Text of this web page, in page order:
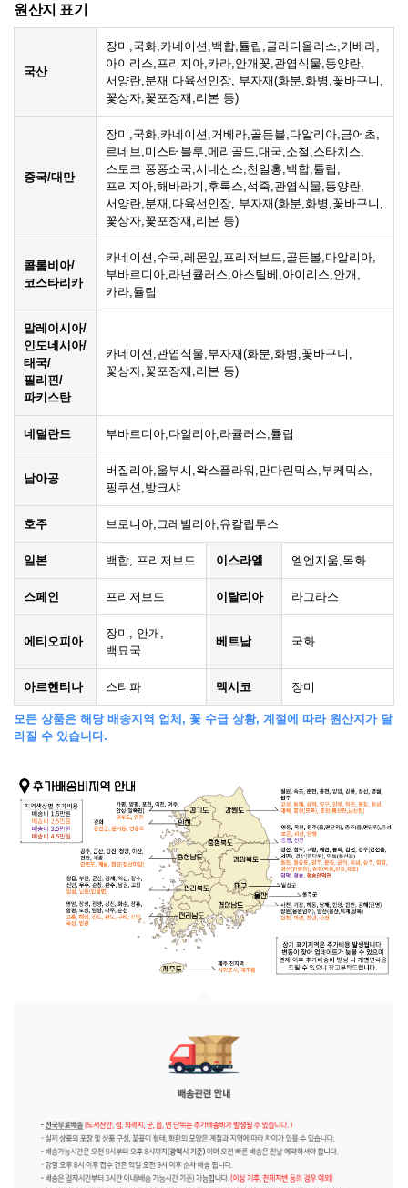
원산지 표기
국산
장미,국화,카네이션,백합,튤립,글라디올러스,거베라,
아이리스,프리지아,카라,안개꽃,관엽식물,동양란,
서양란,분재 다육선인장, 부자재(화분,화병,꽃바구니,
꽃상자,꽃포장재,리본 등)
중국/대만
장미,국화,카네이션,거베라,골든볼,다알리아,금어초,
르네브,미스터블루,메리골드,대국,소철,스타치스,
스토크 퐁퐁소국,시네신스,천일홍,백합,튤립,
프리지아,해바라기,후룩스,석죽,관엽식물,동양란,
서양란,분재,다육선인장, 부자재(화분,화병,꽃바구니,
꽃상자,꽃포장재,리본 등)
콜롬비아/
코스타리카
카네이션,수국,레몬잎,프리저브드,골든볼,다알리아,
부바르디아,라넌큘러스,아스틸베,아이리스,안개,
카라,튤립
말레이시아/
인도네시아/
태국/
필리핀/
파키스탄
카네이션,관엽식물,부자재(화분,화병,꽃바구니,
꽃상자,꽃포장재,리본 등)
네덜란드 부바르디아,다알리아,라큘러스,튤립
남아공
버질리아,울부시,왁스플라워,만다린믹스,부케믹스,
핑쿠션,방크샤
호주 브로니아,그레빌리아,유칼립투스
일본 백합, 프리저브드 이스라엘 엘엔지움,목화
스페인 프리저브드 이탈리아 라그라스
에티오피아
장미, 안개,
백묘국
베트남 국화
아르헨티나 스티파 멕시코 장미
모든 상품은 해당 배송지역 업체, 꽃 수급 상황, 계절에 따라 원산지가 달
라질 수 있습니다.